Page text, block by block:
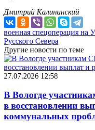
Дмитрий Калининский
военная спецоперация на
Русского Севера
Другие новости по теме
27.07.2026 12:58
В Вологде
в восстановлении
коммунальных